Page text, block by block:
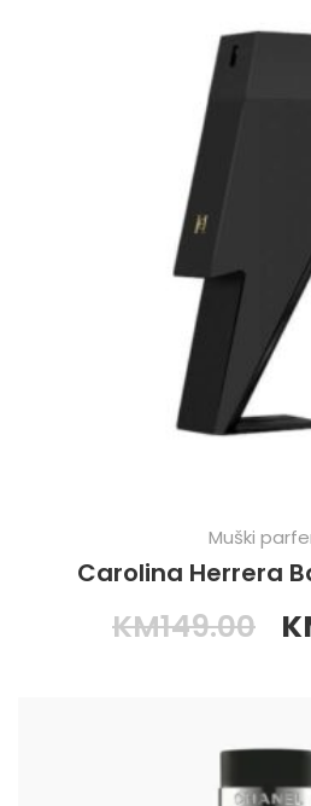
Muški
Carolina Herrera
KM149.00